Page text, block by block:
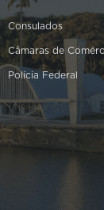
Consulados
Câmaras de
Polícia Federal